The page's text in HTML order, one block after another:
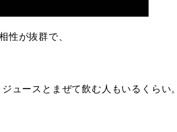
性が抜群で、
ュースとまぜて飲む人もいるくらい。